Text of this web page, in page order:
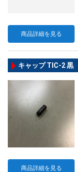
商品詳細を見る
キャップ TIC-2 黒
商品詳細を見る